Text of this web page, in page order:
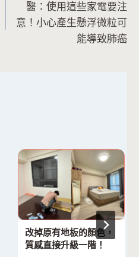
醫：使用這些家電要注
意！小心產生懸浮微粒可
能導致肺癌
改掉原有地板的顏色，
質感直接升級一階！